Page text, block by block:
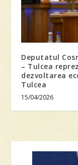
Deputatul
– Tulcea
dezvoltarea
Tulcea
15/04/2026